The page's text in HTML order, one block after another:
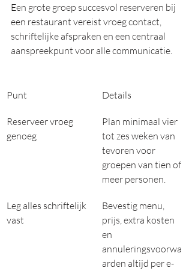
Een grote groep succesvol reserveren bij
een restaurant vereist vroeg contact,
schriftelijke afspraken en een centraal
aanspreekpunt voor alle communicatie.
Punt Details
Reserveer vroeg
genoeg
Plan minimaal vier
tot zes weken van
tevoren voor
groepen van tien of
meer personen.
Leg alles schriftelijk
vast
Bevestig menu,
prijs, extra kosten
en
annuleringsvoorwa
arden altijd per e-